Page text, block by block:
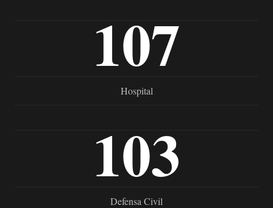
107
Hospital
103
Defensa Civil